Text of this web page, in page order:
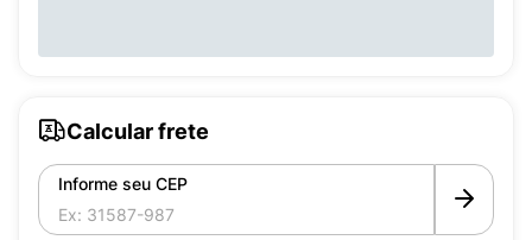
Calcular frete
Informe seu CEP